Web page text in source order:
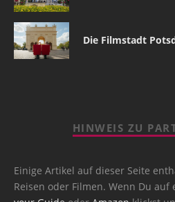
Die Filmstadt
HINWEIS ZU
Einige Artikel auf dieser Seite
Reisen oder Filmen. Wenn Du auf